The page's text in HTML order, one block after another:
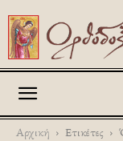
Αρχική Ετικέτες